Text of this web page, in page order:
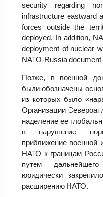
security regarding
infrastructure eastward
forces outside the
deployed. In addition,
deployment of nuclear
NATO-Russia
Позже, в военной
были обозначены
из которых было
Организации
наделение ее
в нарушение
приближение военной
НАТО к границам
путем
юридически
расширению НАТО.